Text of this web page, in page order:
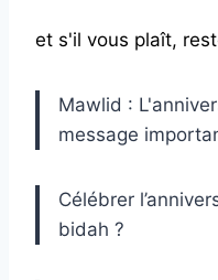
et s'il vous plaît,
Mawlid :
message
Célébrer
bidah ?